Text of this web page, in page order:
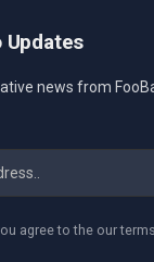
news from
agree to the our